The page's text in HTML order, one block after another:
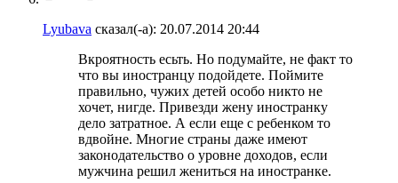
Lyubava сказал(-а): 20.07.2014 20:44
Вкроятность есьть. Но подумайте, не факт то
что вы иностранцу подойдете. Поймите
правильно, чужих детей особо никто не
хочет, нигде. Привезди жену иностранку
дело затратное. А если еще с ребенком то
вдвойне. Многие страны даже имеют
законодательство о уровне доходов, если
мужчина решил жениться на иностранке.